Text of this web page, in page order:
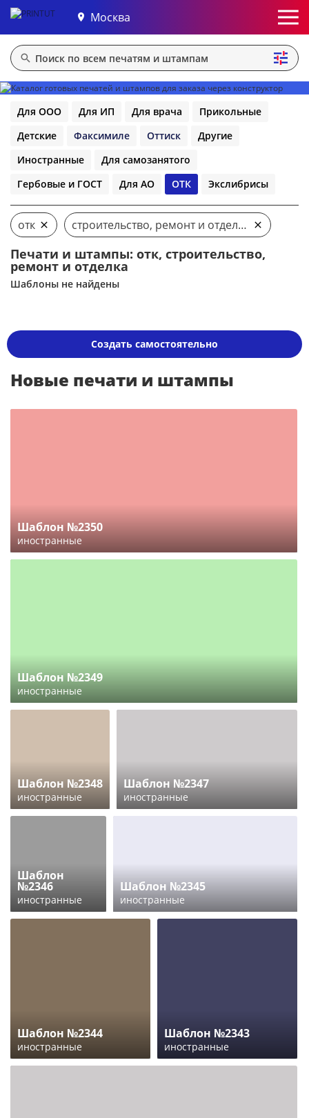
Москва
Для ООО Для ИП Для врача
Прикольные
Детские
Факсимиле Оттиск
Другие
Иностранные
Для самозанятого
Гербовые и ГОСТ
Для АО ОТК Экслибрисы
отк строительство, ремонт и отделка
Печати и штампы: отк, строительство,
ремонт и отделка
Шаблоны не найдены
Создать самостоятельно
Новые печати и штампы
Шаблон №2350
иностранные
Шаблон №2349
иностранные
Шаблон №2348
иностранные
Шаблон №2347
иностранные
Шаблон
№2346
иностранные
Шаблон №2345
иностранные
Шаблон №2344
иностранные
Шаблон №2343
иностранные